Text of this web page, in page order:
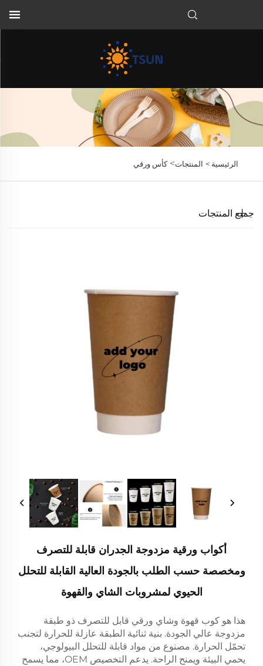
الرئيسية > المنتجات>كأس ورقي
جميع المنتجات
أكواب ورقية مزدوجة الجدران قابلة للتصرف
ومخصصة حسب الطلب بالجودة العالية القابلة للتحلل
الحيوي لمشروبات الشاي والقهوة
هذا هو كوب قهوة وشاي ورقي قابل للتصرف ذو طبقة
مزدوجة عالي الجودة. بنية ثنائية الطبقة عازلة للحرارة لتجنب
تحمّل الحرارة. مصنوع من مواد قابلة للتحلل البيولوجي،
يحمي البيئة ويمنح الراحة. يدعم التخصيص OEM، مما يسمح